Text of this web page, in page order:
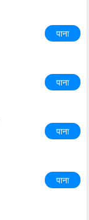
पाना
पाना
पाना
पाना